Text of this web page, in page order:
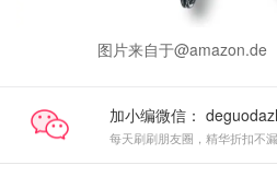
图片来自于@amazon.de
加小编微信：
每天刷刷朋友圈，精华折扣不